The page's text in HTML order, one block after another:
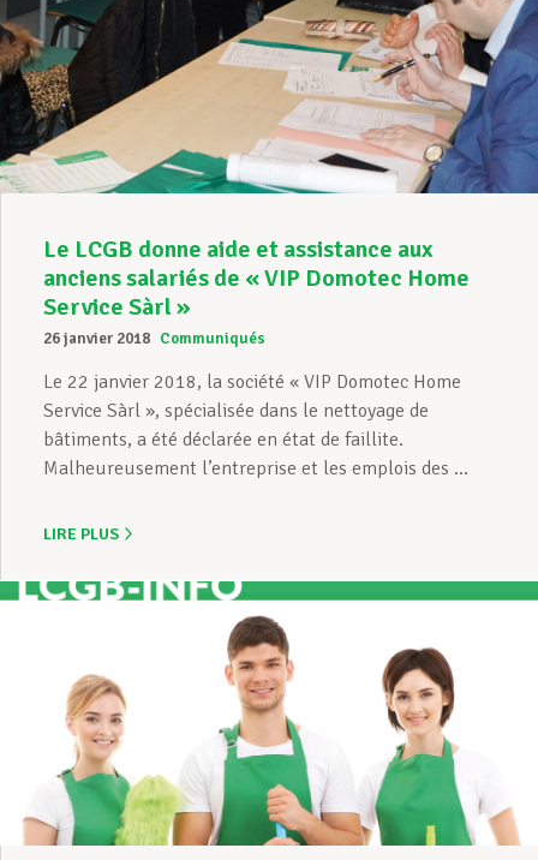
Le LCGB donne aide et assistance aux
anciens salariés de « VIP Domotec Home
Service Sàrl »
26 janvier 2018 Communiqués
Le 22 janvier 2018, la société « VIP Domotec Home
Service Sàrl », spécialisée dans le nettoyage de
bâtiments, a été déclarée en état de faillite.
Malheureusement l’entreprise et les emplois des ...
LIRE PLUS